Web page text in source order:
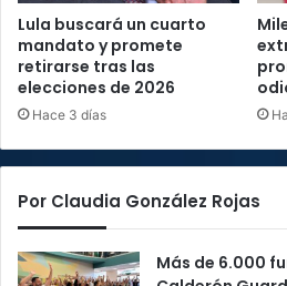
Lula buscará un cuarto
mandato y promete
retirarse tras las
elecciones de 2026
Hace 3 días
Por Claudia González Rojas
Más de 6.000